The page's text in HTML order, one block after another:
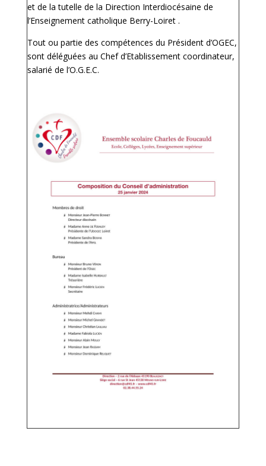
et de la tutelle de la Direction Interdiocésaine de
l’Enseignement catholique Berry-Loiret .
Tout ou partie des compétences du Président d’OGEC,
sont déléguées au Chef d’Etablissement coordinateur,
salarié de l’O.G.E.C.